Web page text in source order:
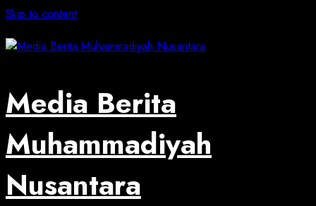
Skip to content
Media Berita
Muhammadiyah
Nusantara